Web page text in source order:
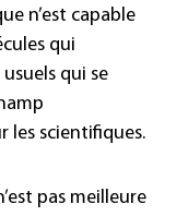
n’est capable
qui
qui se
les scientifiques.
pas meilleure